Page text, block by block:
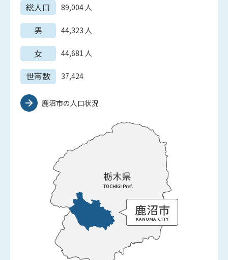
総人口 89,004 人
男 44,323 人
女 44,681 人
世帯数 37,424
鹿沼市の人口状況